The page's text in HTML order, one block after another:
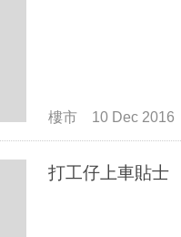
樓市 10 Dec 2016
打工仔上車貼士